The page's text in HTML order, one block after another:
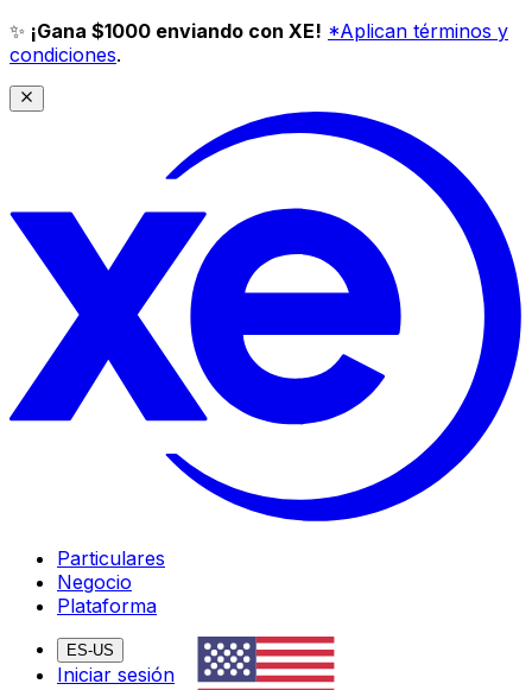
✨ ¡Gana $1000 enviando con XE! *Aplican términos y
condiciones.
Particulares
Negocio
Plataforma
ES-US
Iniciar sesión